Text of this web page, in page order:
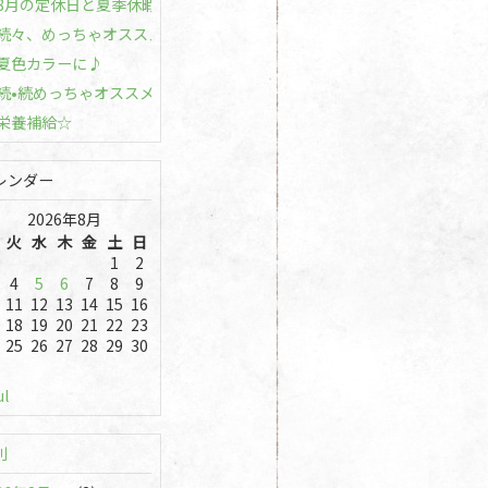
月の定休日と夏季休暇のお知らせ☆
々、めっちゃオススメです！
色カラーに♪
•続めっちゃオススメです
養補給☆
ンダー
2026年8月
火 水 木 金 土 日
1
2
4
5 6 7 8
9
11 12 13 14 15 16
18 19 20 21 22 23
25 26 27 28 29 30